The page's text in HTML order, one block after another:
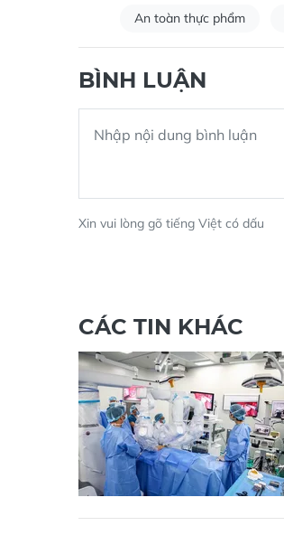
An toàn thực phẩm
BÌNH LUẬN
Xin vui lòng gõ tiếng Việt có dấu
CÁC TIN KHÁC